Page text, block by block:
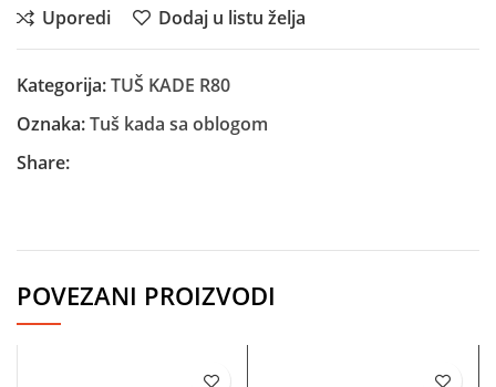
Uporedi Dodaj u listu želja
Kategorija:TUŠ KADE R80
Oznaka:Tuš kada sa oblogom
Share:
POVEZANI PROIZVODI